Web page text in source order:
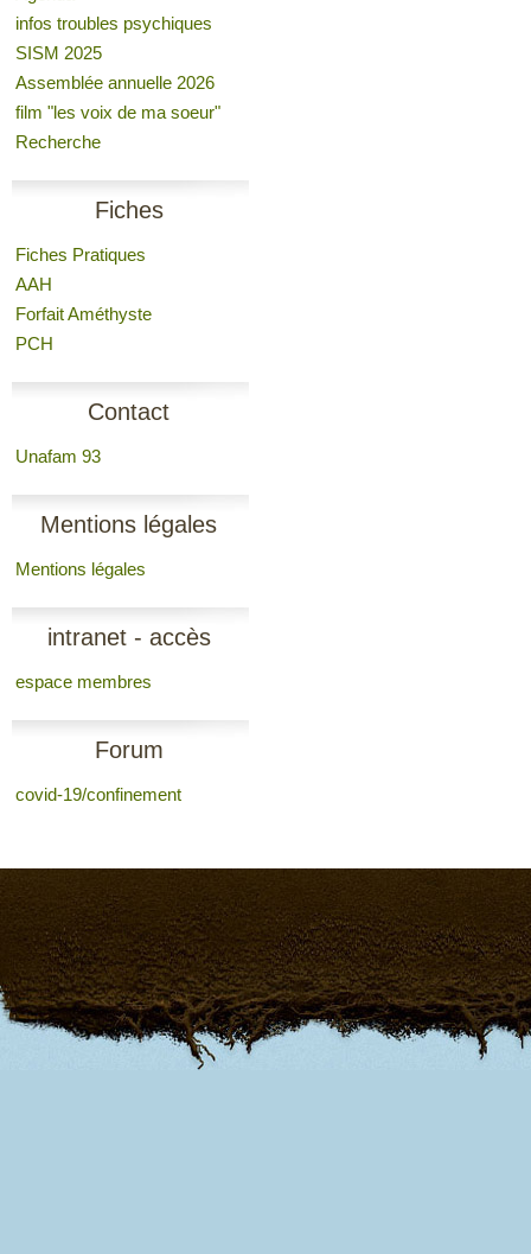
infos troubles psychiques
SISM 2025
Assemblée annuelle 2026
film "les voix de ma soeur"
Recherche
Fiches
Fiches Pratiques
AAH
Forfait Améthyste
PCH
Contact
Unafam 93
Mentions légales
Mentions légales
intranet - accès
membres
espace membres
Forum
covid-19/confinement